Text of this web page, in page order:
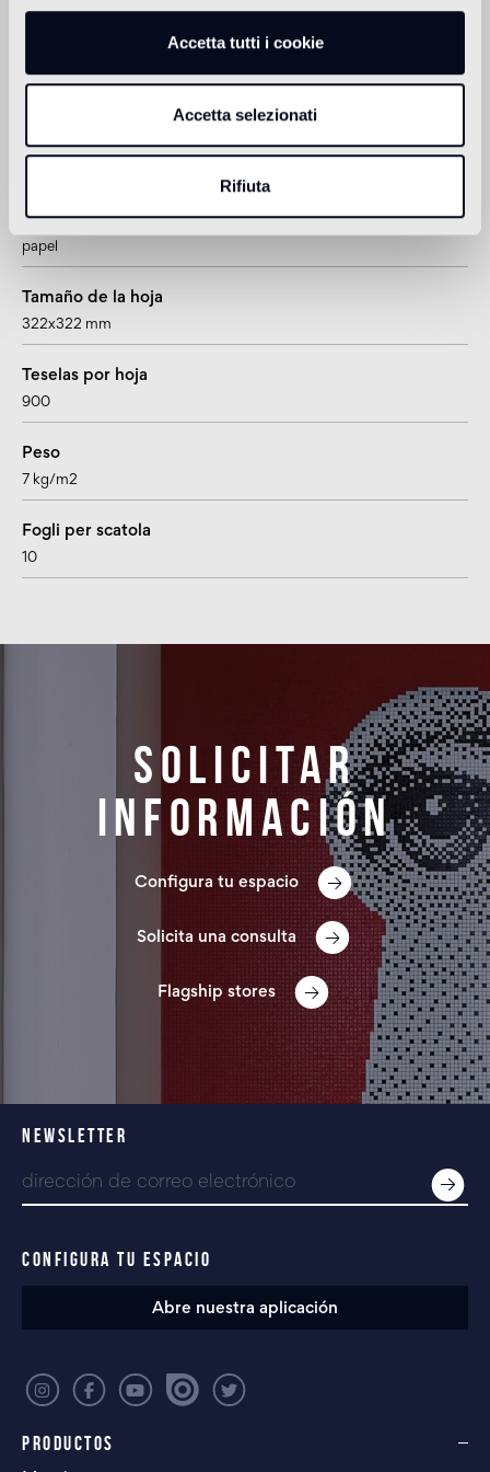
Accetta tutti i cookie
Accetta selezionati
Rifiuta
4 mm
Junta
Soporte
papel
Tamaño de la hoja
322x322 mm
Teselas por hoja
900
Peso
7 kg/m2
Fogli per scatola
10
Solicitar
información
Configura tu espacio
Solicita una consulta
Flagship stores
PRODUCTOS
NEWSLETTER
CONFIGURA TU ESPACIO
Abre nuestra aplicación